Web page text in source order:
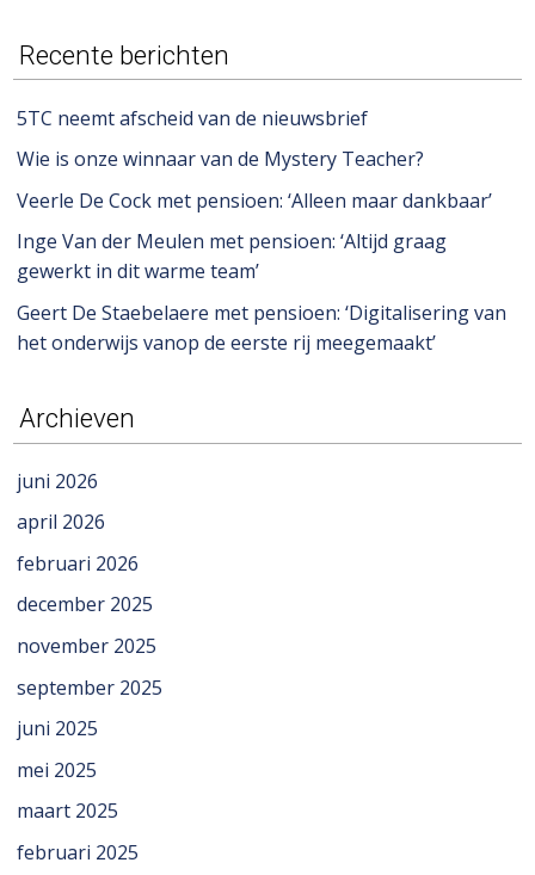
Recente berichten
5TC neemt afscheid van de nieuwsbrief
Wie is onze winnaar van de Mystery Teacher?
Veerle De Cock met pensioen: ‘Alleen maar dankbaar’
Inge Van der Meulen met pensioen: ‘Altijd graag
gewerkt in dit warme team’
Geert De Staebelaere met pensioen: ‘Digitalisering van
het onderwijs vanop de eerste rij meegemaakt’
Archieven
juni 2026
april 2026
februari 2026
december 2025
november 2025
september 2025
juni 2025
mei 2025
maart 2025
februari 2025